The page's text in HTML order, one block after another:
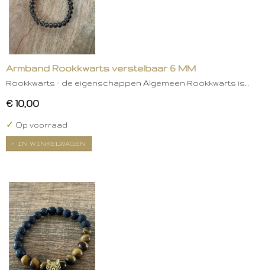
Armband Rookkwarts verstelbaar 6 MM
Rookkwarts – de eigenschappen Algemeen:Rookkwarts is…
€ 10,00
✓ Op voorraad
IN WINKELWAGEN